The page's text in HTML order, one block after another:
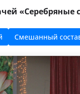
«Серебряные
Смешанный